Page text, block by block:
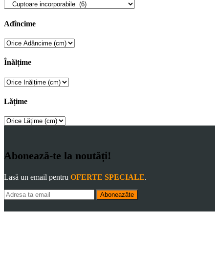
Adîncime
Înălțime
Lățime
Abonează-te la noutăți!
Lasă un email pentru OFERTE SPECIALE.
Aboneazăte